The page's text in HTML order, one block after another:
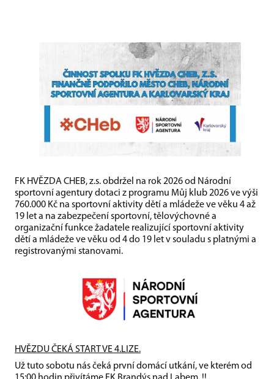
FK HVĚZDA CHEB, z.s. obdržel na rok 2026 od Národní
sportovní agentury dotaci z programu Můj klub 2026 ve výši
760.000 Kč na sportovní aktivity dětí a mládeže ve věku 4 až
19 let a na zabezpečení sportovní, tělovýchovné a
organizační funkce žadatele realizující sportovní aktivity
dětí a mládeže ve věku od 4 do 19 let v souladu s platnými a
registrovanými stanovami.
HVĚZDU ČEKÁ START VE 4.LIZE.
Už tuto sobotu nás čeká první domácí utkání, ve kterém od